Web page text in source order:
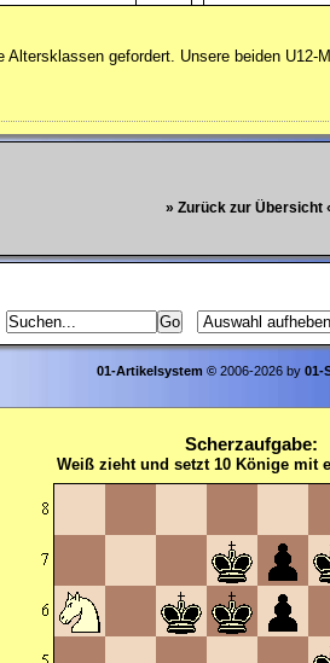
Altersklassen gefordert. Unsere beiden
» Zurück zur Übersicht
01-Artikelsystem ©2006-2026 by 01-
Scherzaufgabe:
Weiß zieht und setzt 10 Könige mit